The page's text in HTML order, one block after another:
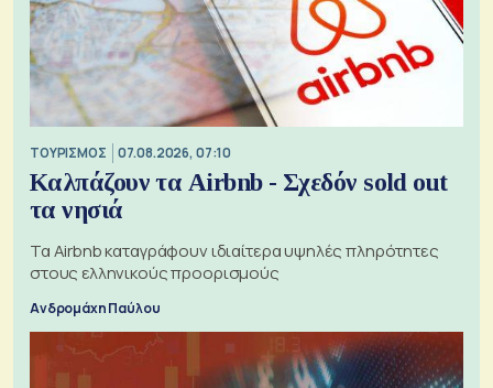
ΤΟΥΡΙΣΜΟΣ 07.08.2026, 07:10
Καλπάζουν τα Airbnb - Σχεδόν sold out
τα νησιά
Τα Airbnb καταγράφουν ιδιαίτερα υψηλές πληρότητες
στους ελληνικούς προορισμούς
Ανδρομάχη Παύλου